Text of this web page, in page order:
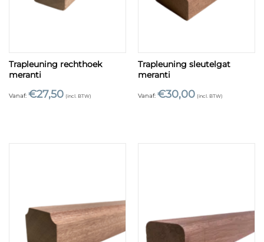
Trapleuning rechthoek
meranti
Vanaf: €27,50 (incl. BTW)
Trapleuning sleutelgat
meranti
Vanaf: €30,00 (incl. BTW)